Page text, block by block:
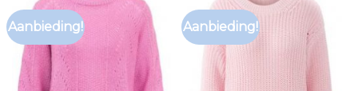
Aanbieding! Aanbieding!